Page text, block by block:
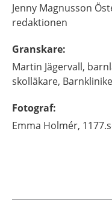
Jenny Magnusson
redaktionen
Granskare:
Martin Jägervall,
skolläkare,
Fotograf:
Emma Holmér,